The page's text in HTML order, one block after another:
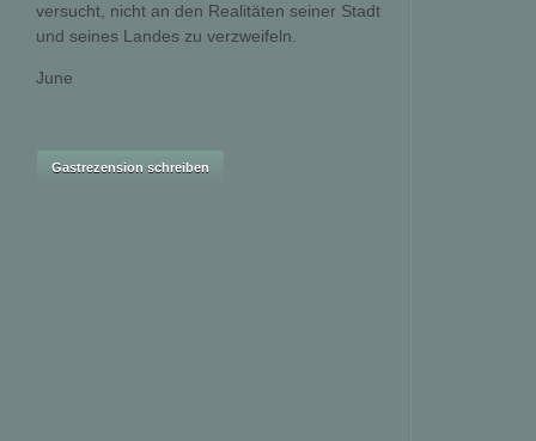
versucht, nicht an den Realitäten seiner Stadt
und seines Landes zu verzweifeln.
June